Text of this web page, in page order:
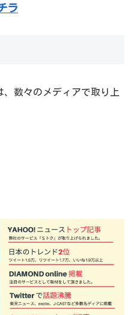
ラ
、数々のメディアで取り上